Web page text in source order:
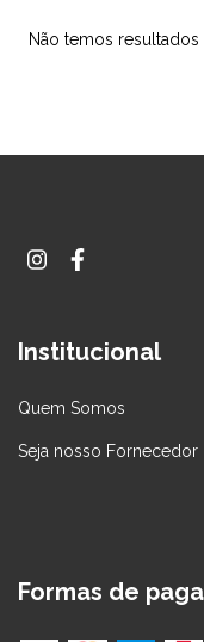
Não temos resultados
Institucional
Quem Somos
Seja nosso Fornecedor
Formas de